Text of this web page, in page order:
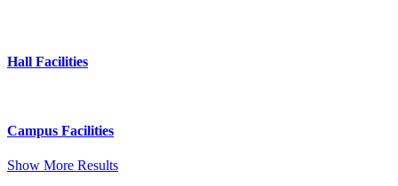
Hall Facilities
Campus Facilities
Show More Results